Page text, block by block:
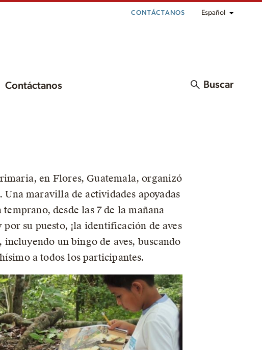
CONTÁCTANOS Español
Contáctanos Buscar
en Flores, Guatemala, organizó
maravilla de actividades apoyadas
desde las 7 de la mañana
su puesto, ¡la identificación de aves
un bingo de aves, buscando
a todos los participantes.